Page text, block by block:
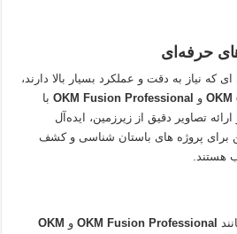
حرفه‌ای
که نیاز به دقت و عملکرد بسیار بالا دارند،
OKM و OKM Fusion Professional با
تصاویر دقیق از زیرزمین، ایده‌آل
برای پروژه‌ های باستان‌ شناسی و کشف
هستند.
OKM Fusion Professional و OKM